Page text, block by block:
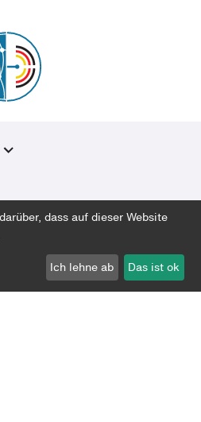
dass auf dieser Website
Ich lehne ab Das ist ok